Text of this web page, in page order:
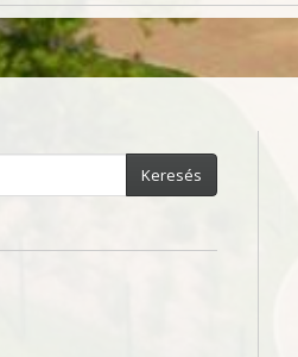
Keresés